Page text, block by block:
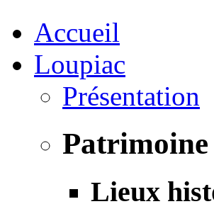
Accueil
Loupiac
Présentation
Patrimoine
Lieux